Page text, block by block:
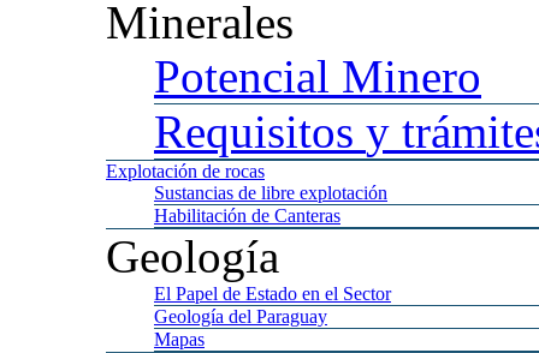
Minerales
Potencial Minero
Requisitos y
Explotación de rocas
Sustancias de libre explotación
Habilitación de Canteras
Geología
El Papel de Estado en el Sector
Geología del Paraguay
Mapas